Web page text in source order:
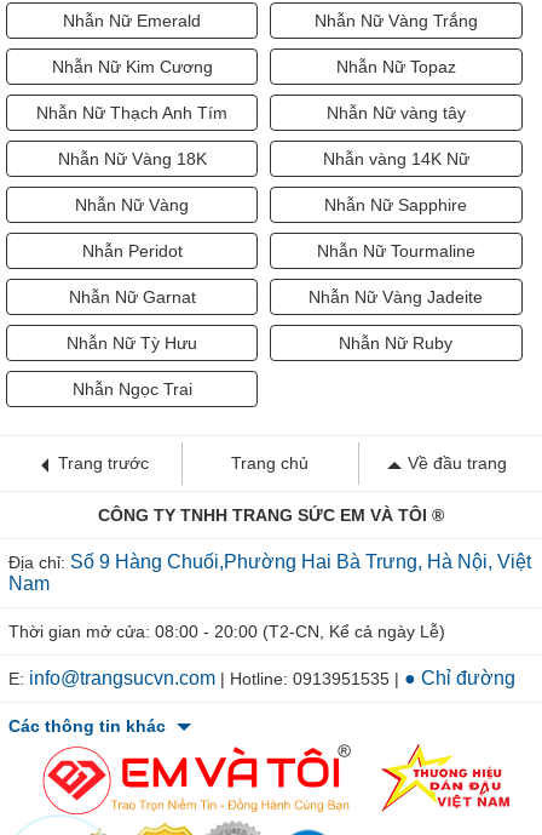
Nhẫn Nữ Emerald Nhẫn Nữ Vàng Trắng
Nhẫn Nữ Kim Cương Nhẫn Nữ Topaz
Nhẫn Nữ Thạch Anh Tím Nhẫn Nữ vàng tây
Nhẫn Nữ Vàng 18K Nhẫn vàng 14K Nữ
Nhẫn Nữ Vàng Nhẫn Nữ Sapphire
Nhẫn Peridot Nhẫn Nữ Tourmaline
Nhẫn Nữ Garnat Nhẫn Nữ Vàng Jadeite
Nhẫn Nữ Tỳ Hưu Nhẫn Nữ Ruby
Nhẫn Ngọc Trai
Trang trước Trang chủ Về đầu trang
CÔNG TY TNHH TRANG SỨC EM VÀ TÔI ®
Địa chỉ: Số 9 Hàng Chuối,Phường Hai Bà Trưng, Hà Nội, Việt
Nam
Thời gian mở cửa: 08:00 - 20:00 (T2-CN, Kể cả ngày Lễ)
E: info@trangsucvn.com | Hotline: 0913951535 | ● Chỉ đường
Các thông tin khác